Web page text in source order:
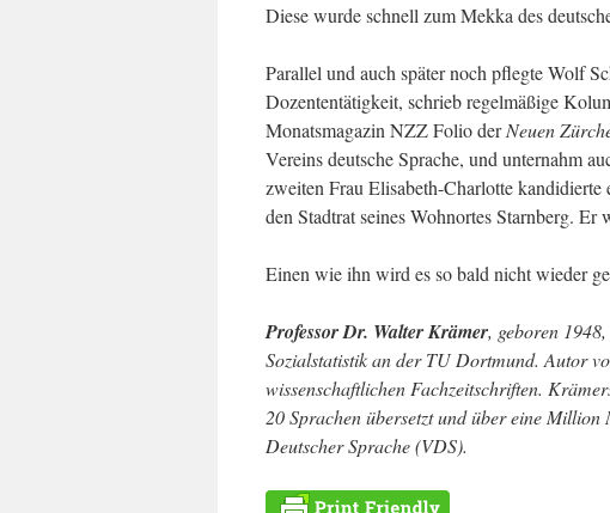
Diese wurde schnell zum Mekka des
Parallel und auch später noch pflegte Wolf
Dozententätigkeit, schrieb regelmäßige
Monatsmagazin NZZ Folio derNeuen
Vereins deutsche Sprache, und unternahm
zweiten Frau Elisabeth-Charlotte
den Stadtrat seines Wohnortes Starnberg. Er
Einen wie ihn wird es so bald nicht wieder
Professor Dr. Walter Krämer, geboren
Sozialstatistik an der TU Dortmund. Autor
wissenschaftlichen Fachzeitschriften.
20 Sprachen übersetzt und über eine
Deutscher Sprache (VDS).